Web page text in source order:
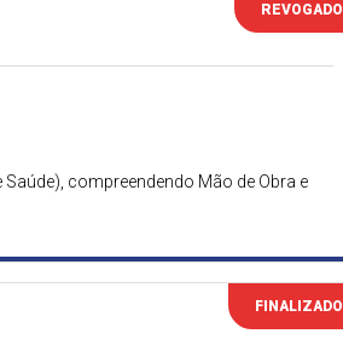
REVOGADO
compreendendo Mão de Obra e
FINALIZADO